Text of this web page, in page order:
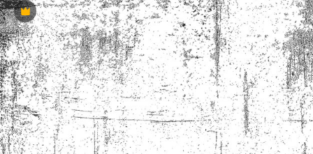
Premium